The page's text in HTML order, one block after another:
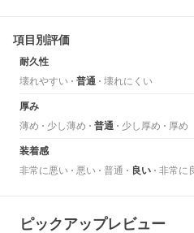
項目別評価
耐久性
壊れやすい
普通 壊れにくい
厚み
薄め
少し薄め 普通 少し厚め 厚め
装着感
非常に悪い
悪い 普通 良い 非常に
ピックアップレビュー